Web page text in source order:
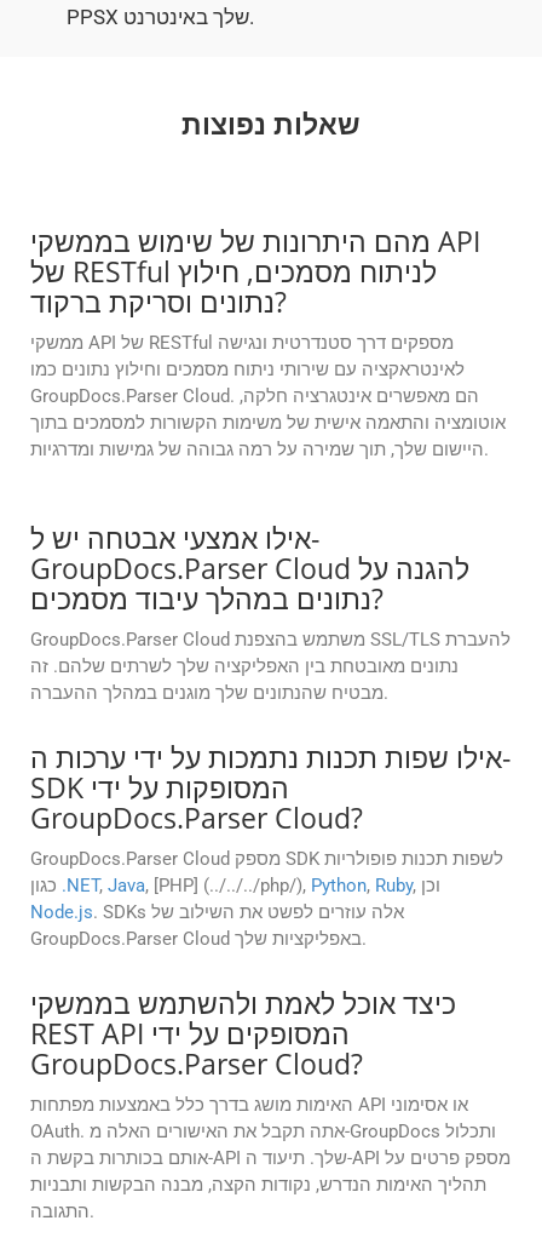
PPSX שלך באינטרנט.
שאלות נפוצות
מהם היתרונות של שימוש בממשקי API
של RESTful לניתוח מסמכים, חילוץ
נתונים וסריקת ברקוד?
ממשקי API של RESTful מספקים דרך סטנדרטית ונגישה
לאינטראקציה עם שירותי ניתוח מסמכים וחילוץ נתונים כמו
GroupDocs.Parser Cloud. הם מאפשרים אינטגרציה חלקה,
אוטומציה והתאמה אישית של משימות הקשורות למסמכים בתוך
היישום שלך, תוך שמירה על רמה גבוהה של גמישות ומדרגיות.
אילו אמצעי אבטחה יש ל-
GroupDocs.Parser Cloud להגנה על
נתונים במהלך עיבוד מסמכים?
GroupDocs.Parser Cloud משתמש בהצפנת SSL/TLS להעברת
נתונים מאובטחת בין האפליקציה שלך לשרתים שלהם. זה
מבטיח שהנתונים שלך מוגנים במהלך ההעברה.
אילו שפות תכנות נתמכות על ידי ערכות ה-
SDK המסופקות על ידי
GroupDocs.Parser Cloud?
GroupDocs.Parser Cloud מספק SDK לשפות תכנות פופולריות
.NET, Java, [PHP] (../../../php/), Python, Ruby , וכן
Node.js. SDKs אלה עוזרים לפשט את השילוב של
GroupDocs.Parser Cloud באפליקציות שלך.
כיצד אוכל לאמת ולהשתמש בממשקי
REST API המסופקים על ידי
GroupDocs.Parser Cloud?
האימות מושג בדרך כלל באמצעות מפתחות API או אסימוני
OAuth. אתה תקבל את האישורים האלה מ-GroupDocs ותכלול
אותם בכותרות בקשת ה-API שלך. תיעוד ה-API מספק פרטים על
תהליך האימות הנדרש, נקודות הקצה, מבנה הבקשות ותבניות
התגובה.